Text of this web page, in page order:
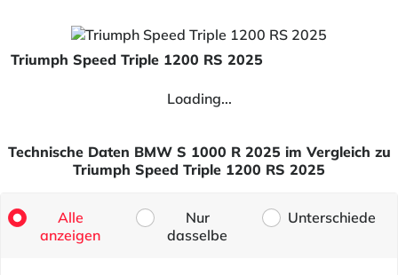
Triumph Speed Triple 1200 RS 2025
Loading...
Technische Daten BMW S 1000 R 2025 im Vergleich zu
Triumph Speed Triple 1200 RS 2025
Alle
anzeigen
Nur
dasselbe
Unterschiede